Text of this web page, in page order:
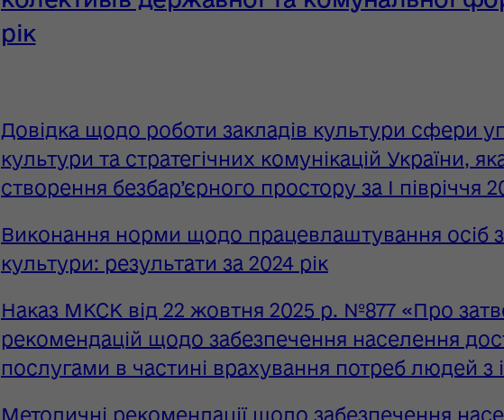
рік
Довідка щодо роботи закладів культури сфери
культури та стратегічних комунікацій України,
створення безбар’єрного простору за І півріччя
Виконання норми щодо працевлаштування осіб з
культури: результати за 2024 рік
Наказ МКСК від 22 жовтня 2025 р. №877 «Про
рекомендацій щодо забезпечення населення
послугами в частині врахування потреб людей з
Методичні рекомендації щодо забезпечення